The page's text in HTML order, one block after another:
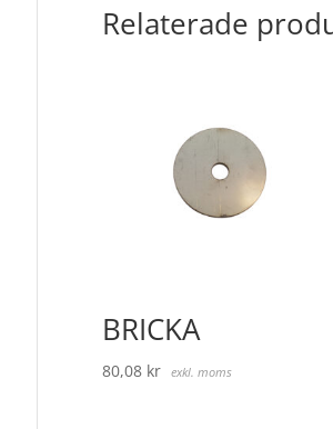
Relaterade
BRICKA
80,08 kr exkl. moms